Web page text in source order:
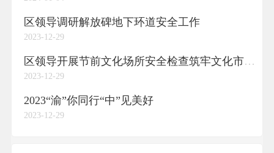
区领导调研解放碑地下环道安全工作
2023-12-29
区领导开展节前文化场所安全检查筑牢文化市场安全防线
2023-12-29
2023“渝”你同行“中”见美好
2023-12-29